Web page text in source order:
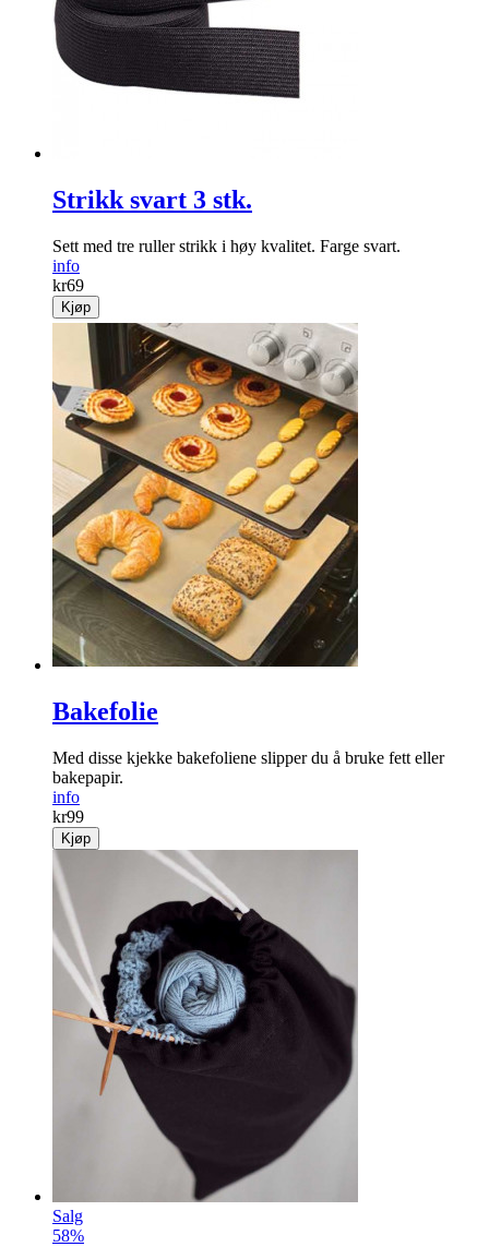
Strikk svart 3 stk.
Sett med tre ruller strikk i høy kvalitet. Farge svart.
info
kr69
Kjøp
Bakefolie
Med disse kjekke bake­foliene slipper du å bruke fett eller
bakepapir.
info
kr99
Kjøp
Salg
58%